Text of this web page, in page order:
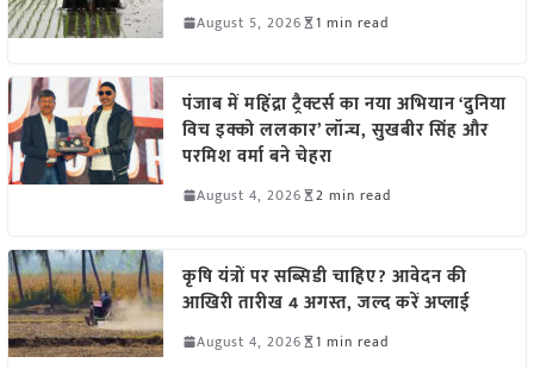
August 5, 2026 1 min read
पंजाब में महिंद्रा ट्रैक्टर्स का नया अभियान ‘दुनिया
विच इक्को ललकार’ लॉन्च, सुखबीर सिंह और
परमिश वर्मा बने चेहरा
August 4, 2026 2 min read
कृषि यंत्रों पर सब्सिडी चाहिए? आवेदन की
आखिरी तारीख 4 अगस्त, जल्द करें अप्लाई
August 4, 2026 1 min read